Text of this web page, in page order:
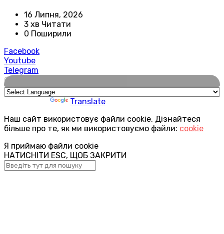
16 Липня, 2026
3 хв Читати
0 Поширили
Facebook
Youtube
Telegram
🌍
Translate
Наш сайт використовує файли cookie. Дізнайтеся
більше про те, як ми використовуємо файли: cookie
Я приймаю файли cookie
НАТИСНІТИ ESC, ЩОБ ЗАКРИТИ